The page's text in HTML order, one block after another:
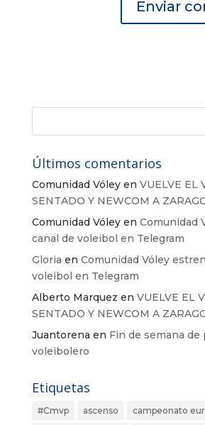
Últimos comentarios
Comunidad Vóleyen VUELVE EL
SENTADO Y NEWCOM A
Comunidad Vóleyen Comunidad
canal de voleibol en Telegram
Gloria en Comunidad Vóley
voleibol en Telegram
Alberto Marquez en VUELVE EL
SENTADO Y NEWCOM A
Juantorena en Fin de semana de
voleibolero
Etiquetas
#Cmvp ascenso campeonato